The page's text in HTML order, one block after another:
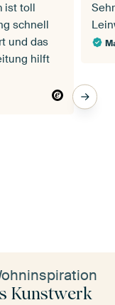
ist toll
schnell
und das
hilft
Kunstwerk